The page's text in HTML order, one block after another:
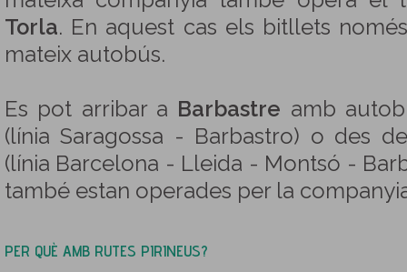
Torla. En aquest cas els bitllets
mateix autobús.
Es pot arribar a Barbastre amb
(línia Saragossa - Barbastro) o des
(línia Barcelona - Lleida - Montsó -
també estan operades per la
PER QUÈ AMB RUTES PIRINEUS?